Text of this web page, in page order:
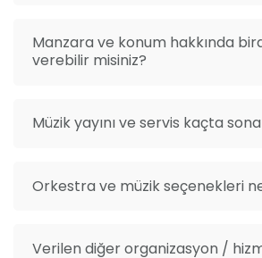
Manzara ve konum hakkında
verebilir misiniz?
Müzik yayını ve servis kaçta
Orkestra ve müzik seçenekleri
Verilen diğer organizasyon /